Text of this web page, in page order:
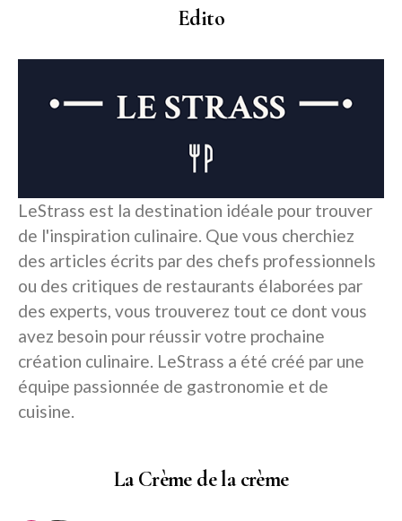
Edito
LeStrass est la destination idéale pour trouver
de l'inspiration culinaire. Que vous cherchiez
des articles écrits par des chefs professionnels
ou des critiques de restaurants élaborées par
des experts, vous trouverez tout ce dont vous
avez besoin pour réussir votre prochaine
création culinaire. LeStrass a été créé par une
équipe passionnée de gastronomie et de
cuisine.
La Crème de la crème